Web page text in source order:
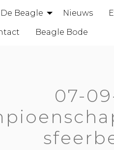
De Beagle Nieuws
Beagle Bode
07-